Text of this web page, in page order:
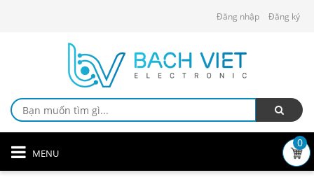
Đăng nhập Đăng ký
MENU
0